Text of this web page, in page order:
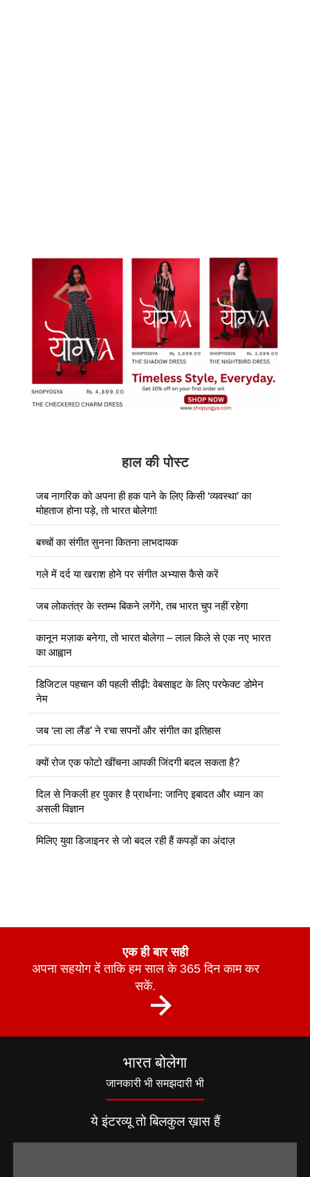
हाल की पोस्ट
जब नागरिक को अपना ही हक पाने के लिए किसी ‘व्यवस्था’ का
मोहताज होना पड़े, तो भारत बोलेगा!
बच्चों का संगीत सुनना कितना लाभदायक
गले में दर्द या खराश होने पर संगीत अभ्यास कैसे करें
जब लोकतंत्र के स्तम्भ बिकने लगेंगे, तब भारत चुप नहीं रहेगा
कानून मज़ाक बनेगा, तो भारत बोलेगा – लाल किले से एक नए भारत
का आह्वान
डिजिटल पहचान की पहली सीढ़ी: वेबसाइट के लिए परफेक्ट डोमेन
नेम
जब ‘ला ला लैंड’ ने रचा सपनों और संगीत का इतिहास
क्यों रोज एक फोटो खींचना आपकी जिंदगी बदल सकता है?
दिल से निकली हर पुकार है प्रार्थना: जानिए इबादत और ध्यान का
असली विज्ञान
मिलिए युवा डिजाइनर से जो बदल रही हैं कपड़ों का अंदाज़
एक ही बार सही
अपना सहयोग दें ताकि हम साल के 365 दिन काम कर
सकें.
भारत बोलेगा
जानकारी भी समझदारी भी
ये इंटरव्यू तो बिलकुल ख़ास हैं